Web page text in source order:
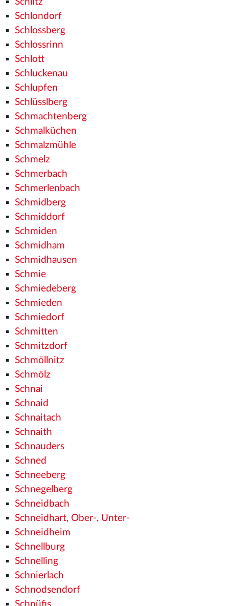
Schlondorf
Schlossberg
Schlossrinn
Schlott
Schluckenau
Schlupfen
Schlüsslberg
Schmachtenberg
Schmalküchen
Schmalzmühle
Schmelz
Schmerbach
Schmerlenbach
Schmidberg
Schmiddorf
Schmiden
Schmidham
Schmidhausen
Schmie
Schmiedeberg
Schmieden
Schmiedorf
Schmitten
Schmitzdorf
Schmöllnitz
Schmölz
Schnai
Schnaid
Schnaitach
Schnaith
Schnauders
Schned
Schneeberg
Schnegelberg
Schneidbach
Schneidhart, Ober-, Unter-
Schneidheim
Schnellburg
Schnelling
Schnierlach
Schnodsendorf